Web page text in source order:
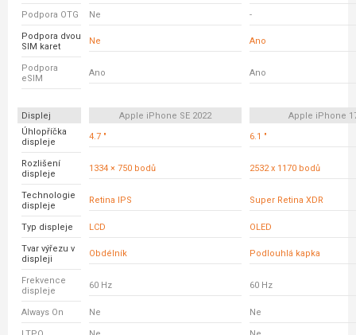
Podpora OTG Ne -
Podpora dvou
SIM karet
Ne Ano
Podpora
eSIM
Ano Ano
Displej Apple iPhone SE 2022
Apple iPhone
Úhlopříčka
displeje
4.7 " 6.1 "
Rozlišení
displeje
1334 × 750 bodů 2532 x 1170 bodů
Technologie
displeje
Retina IPS Super Retina XDR
Typ displeje LCD OLED
Tvar výřezu v
displeji
Obdélník Podlouhlá kapka
Frekvence
displeje
60 Hz 60 Hz
Always On Ne Ne